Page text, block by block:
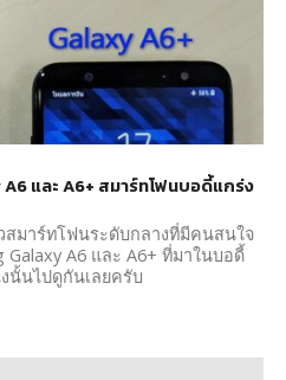
และ A6+ สมาร์ทโฟนบอดี้แกร่ง
สมาร์ทโฟนระดับกลางที่มีคนสนใจ
A6 และ A6+ ที่มาในบอดี้
นั้นไปดูกันเลยครับ